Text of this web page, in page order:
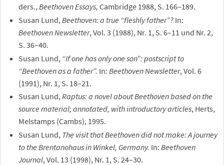
ders.,Beethoven Essays, Cambridge 1988, S. 166–189.
Susan Lund, Beethoven: a true “fleshly father”?In:
Beethoven Newsletter, Vol. 3 (1988), Nr. 1, S. 6–11 und Nr. 2,
S. 36–40.
Susan Lund, “If one has only one son”: postscript to
“Beethoven as a father”. In: Beethoven Newsletter, Vol. 6
(1991), Nr. 1, S. 18–21.
Susan Lund,Raptus: a novel about Beethoven based on the
source material; annotated, with introductory articles, Herts,
Melstamps (Cambs), 1995.
Susan Lund, The visit that Beethoven did not make: A journey
to the Brentanohaus in Winkel, Germany. In: Beethoven
Journal, Vol. 13 (1998), Nr. 1, S. 24–30.